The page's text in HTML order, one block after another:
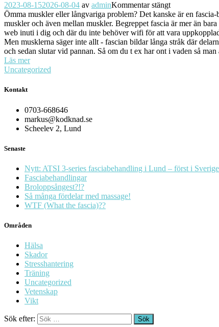
2023-08-152026-08-04 av adminKommentar stängt
Ömma muskler eller långvariga problem? Det kanske är en
muskler och även mellan muskler. Begreppet fascia är mer än
web inuti i dig och där du inte behöver wifi för att vara
Men musklerna säger inte allt - fascian bildar långa stråk där
och sedan slutar vid pannan. Så om du t ex har ont i vaden så
Läs mer
Uncategorized
Kontakt
0703-668646
markus@kodknad.se
Scheelev 2, Lund
Senaste
Nytt: ATSI 3-series fasciabehandling i Lund – först i
Fasciabehandlingar
Broloppsångest?!?
Så många fördelar med massage!
WTF (What the fascia)??
Områden
Hälsa
Skador
Stresshantering
Träning
Uncategorized
Vetenskap
Vikt
Sök efter: